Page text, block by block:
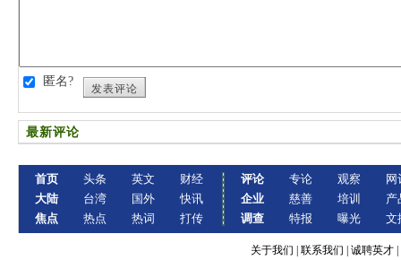
匿名?
发表评论
最新评论
首页
大陆
焦点
头条
台湾
热点
英文
国外
热词
财经
快讯
打传
评论
企业
调查
专论
慈善
特报
观察
培训
曝光
网
产
文
关于我们 联系我们 诚聘英才